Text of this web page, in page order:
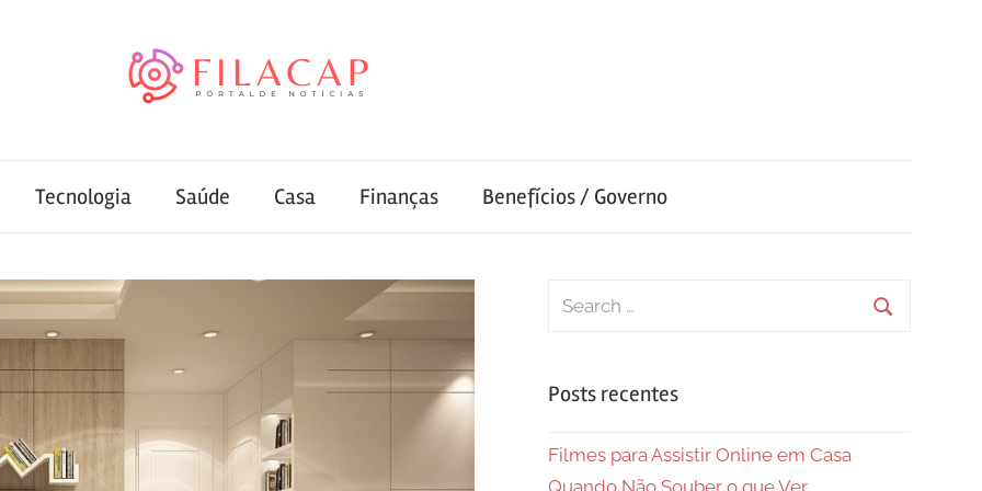
Tecnologia Saúde Casa Finanças Benefícios / Governo
Search
Posts recentes
Filmes para Assistir Online em Casa